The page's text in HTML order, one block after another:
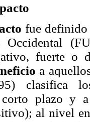
fue definido
Occidental
fuerte o
a
clasifica
corto plazo y
al nivel